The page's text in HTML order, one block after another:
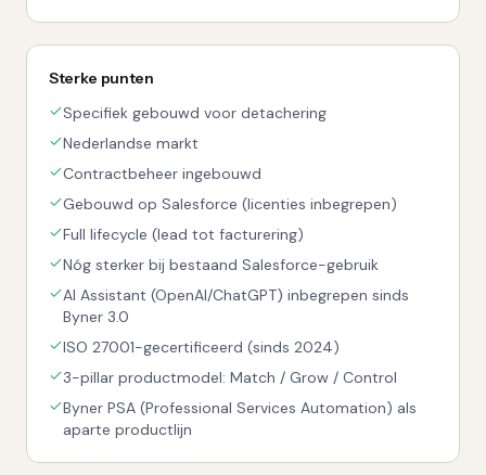
Sterke punten
Specifiek gebouwd voor detachering
Nederlandse markt
Contractbeheer ingebouwd
Gebouwd op Salesforce (licenties inbegrepen)
Full lifecycle (lead tot facturering)
Nóg sterker bij bestaand Salesforce-gebruik
AI Assistant (OpenAI/ChatGPT) inbegrepen sinds
Byner 3.0
ISO 27001-gecertificeerd (sinds 2024)
3-pillar productmodel: Match / Grow / Control
Byner PSA (Professional Services Automation) als
aparte productlijn